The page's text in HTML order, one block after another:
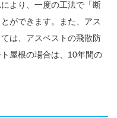
より、一度の工法で「断
ができます。また、アス
は、アスベストの飛散防
屋根の場合は、10年間の